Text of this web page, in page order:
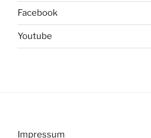
Facebook
Youtube
Impressum